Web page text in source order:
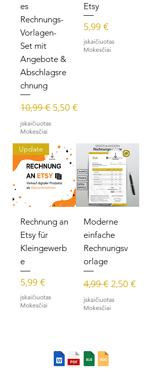
es
Rechnungs-
Vorlagen-
Set mit
Angebote &
Abschlagsre
chnung
Įprastinė kaina
10,99 € Pardavimo kaina
5,50 €
įskaičiuotas
Mokesčiai
Etsy
Kaina
5,99 €
įskaičiuotas
Mokesčiai
Update
Rechnung an
Etsy für
Kleingewerb
e
Kaina
5,99 €
įskaičiuotas
Mokesčiai
Moderne
einfache
Rechnungsv
orlage
Įprastinė kaina
4,99 € Pardavimo
2,50 €
įskaičiuotas
Mokesčiai